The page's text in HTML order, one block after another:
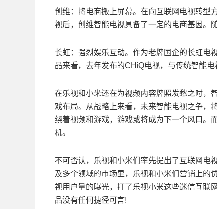
创维：将电商搬上屏幕。在向互联网电视转型
视后，创维智能电视具备了一定的电商基因。
长虹：强烈娱乐互动。作为老牌国企的长虹电
品来看，去年发布的CHiQ电视，与传统智能电
在乐视和小米还在为视频内容牌照发愁之时，
戏布局。从战略上来看，未来智能电视之争，
绕着视频和游戏，游戏或将成为下一个风口。
机。
不可否认，乐视和小米们率先提出了互联网电
及多个领域的市场里，乐视和小米们营销上的
视用户量的曝光，打了乐视小米这些迷信互联
品没有任何捷径可言!